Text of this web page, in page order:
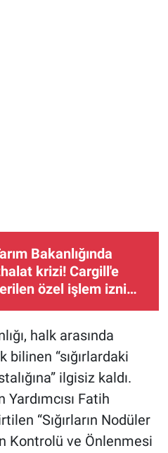
Bakanlığında
krizi! Cargill'e
özel işlem izni
susam
halk arasında
bilinen “sığırlardaki
ilgisiz kaldı.
Fatih
“Sığırların Nodüler
Kontrolü ve Önlenmesi